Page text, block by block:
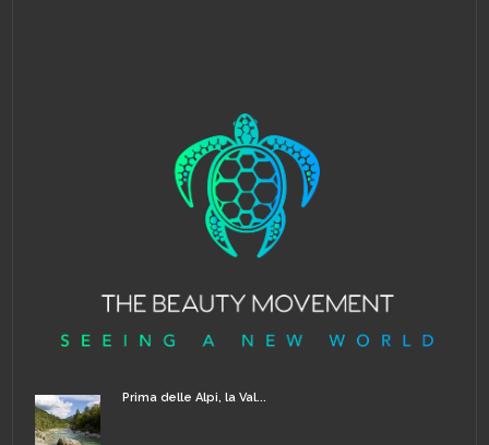
Prima delle Alpi, la Val...